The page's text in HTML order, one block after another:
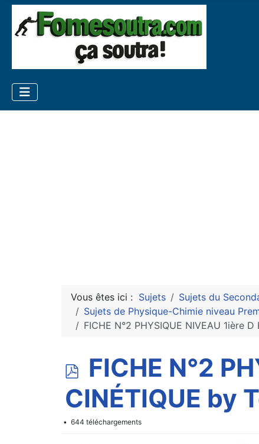
Vous êtes ici : Sujets Sujets du
Sujets de Physique-Chimie niveau
FICHE N°2 PHYSIQUE NIVEAU 1ière
p
d
f
FICHE N°2
CINÉTIQUE by
644 téléchargements